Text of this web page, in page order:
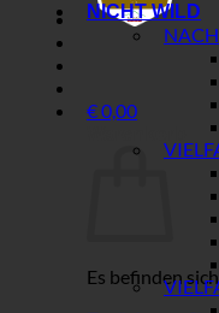
€0,00
Es befinden
NICHT WILD